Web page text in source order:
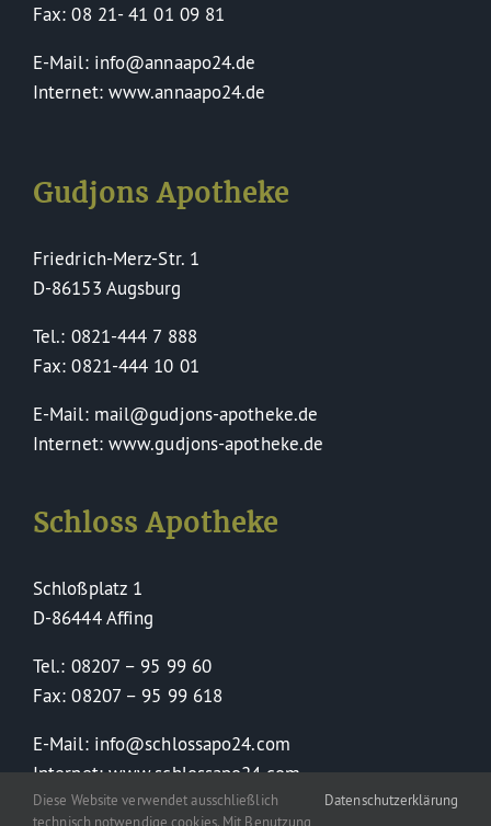
Fax: 08 21- 41 01 09 81
E-Mail: info@annaapo24.de
Internet: www.annaapo24.de
Gudjons Apotheke
Friedrich-Merz-Str. 1
D-86153 Augsburg
Tel.: 0821-444 7 888
Fax: 0821-444 10 01
E-Mail: mail@gudjons-apotheke.de
Internet: www.gudjons-apotheke.de
Schloss Apotheke
Schloßplatz 1
D-86444 Affing
Tel.: 08207 – 95 99 60
Fax: 08207 – 95 99 618
E-Mail: info@schlossapo24.com
Internet: www.schlossapo24.com
Diese Website verwendet ausschließlich
technisch notwendige cookies. Mit Benutzung
Datenschutzerklärung